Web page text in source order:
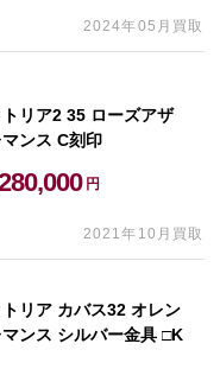
2024年05月買取
リア2 35 ローズアザ
ンス C刻印
円
2021年10月買取
リア カバス32 オレン
ンス シルバー金具 □K